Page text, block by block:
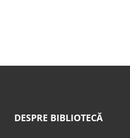
DESPRE BIBLIOTECĂ